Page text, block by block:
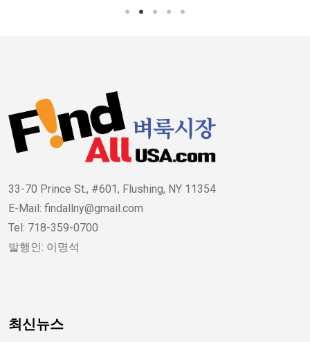
33-70 Prince St., #601, Flushing, NY 11354
E-Mail: findallny@gmail.com
Tel: 718-359-0700
발행인: 이명석
최신뉴스